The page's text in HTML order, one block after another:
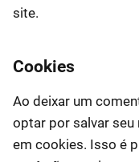
site.
Cookies
Ao deixar um
optar por salvar seu
em cookies. Isso é